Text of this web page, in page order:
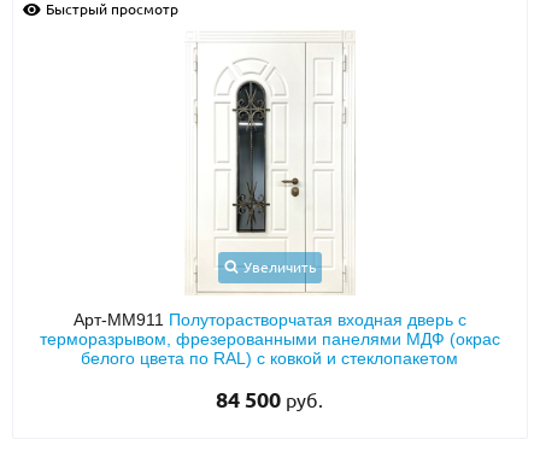
Быстрый просмотр
Увеличить
Арт-ММ911 Полуторастворчатая входная дверь с
терморазрывом, фрезерованными панелями МДФ (окрас
белого цвета по RAL) с ковкой и стеклопакетом
84 500 руб.